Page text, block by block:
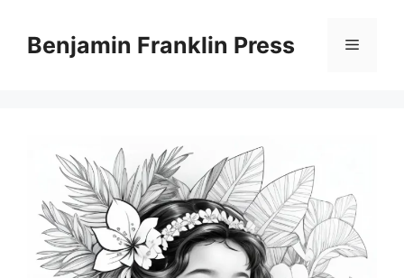
contentBenjamin Franklin Press Menu